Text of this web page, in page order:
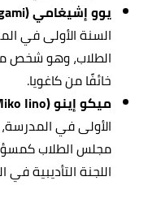
يوو إشيغامي (Yu Ishigami):
السنة الأولى في
الطلاب، وهو شخص
خائفًا من كاغويا.
ميكو إينو (Miko Iino):
الأولى في
مجلس الطلاب
اللجنة التأديبية